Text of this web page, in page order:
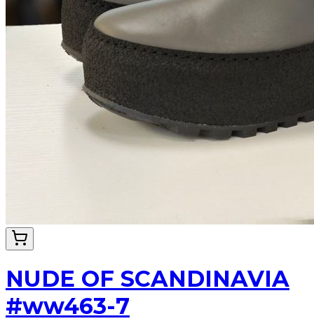
NUDE OF SCANDINAVIA
#ww463-7